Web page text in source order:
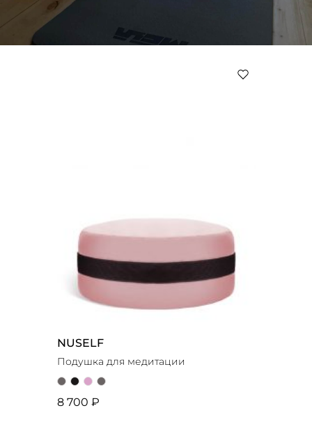
NUSELF
Подушка для медитации
8 700 ₽